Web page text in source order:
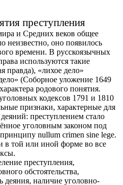
преступления
и Средних веков общее
неизвестно, оно появилось
времени. В русскоязычных
используются такие
правда), «лихое дело»
(Соборное уложение 1649
родового понятия.
кодексов 1791 и 1810
признаки, характерные для
преступлением стало
уголовным законом под
nullum crimen sine lege.
в той или иной форме во все
преступления,
обстоятельства,
деяния, наличие уголовно-